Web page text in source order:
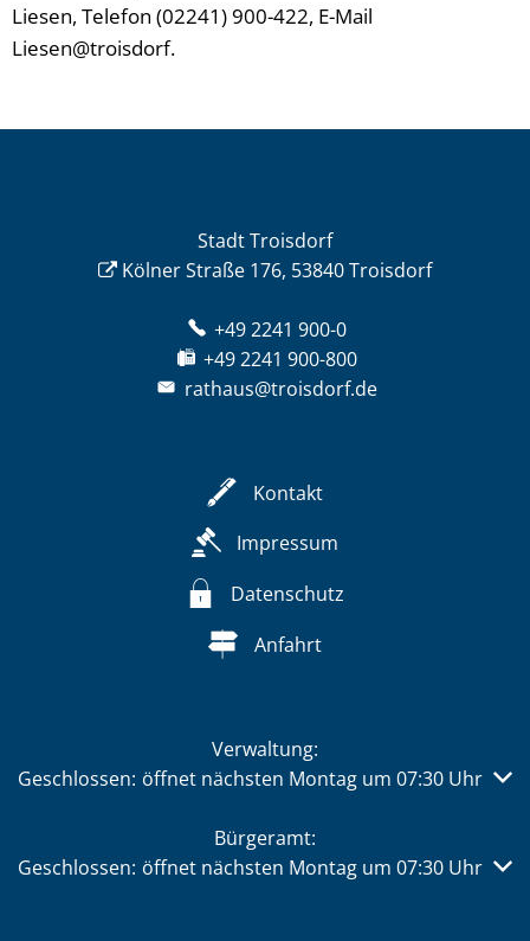
Liesen, Telefon (02241) 900-422, E-Mail
Liesen@troisdorf.
Stadt Troisdorf
Kölner Straße 176, 53840 Troisdorf
+49 2241 900-0
+49 2241 900-800
rathaus@troisdorf.de
Kontakt
Impressum
Datenschutz
Anfahrt
Verwaltung:
Klicken, um weitere Öffnungs- oder Schließzeiten
Geschlossen: öffnet nächsten Montag um 07:30 Uhr
Bürgeramt:
Klicken, um weitere Öffnungs- oder Schließzeiten
Geschlossen: öffnet nächsten Montag um 07:30 Uhr